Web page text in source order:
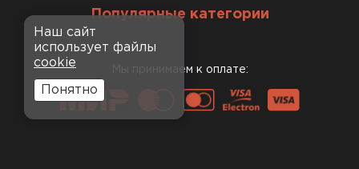
Популярные категории
Мы принимаем к оплате:
Наш сайт
использует файлы
cookie
Понятно